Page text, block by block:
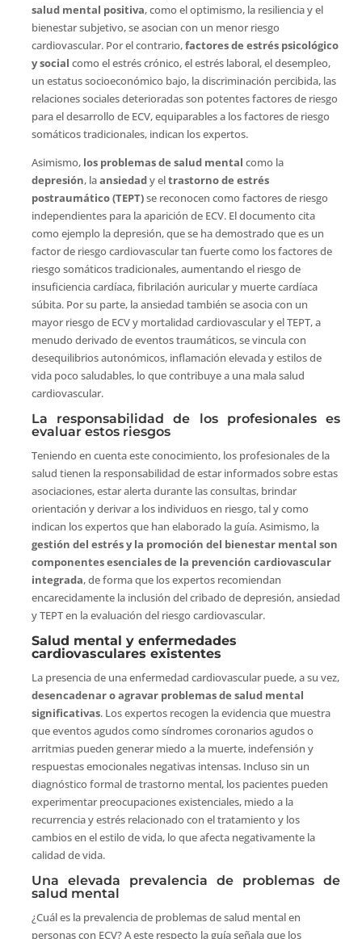
salud mental positiva, como el optimismo, la resiliencia y el
bienestar subjetivo, se asocian con un menor riesgo
cardiovascular. Por el contrario,factores de estrés psicológico
y social como el estrés crónico, el estrés laboral, el desempleo,
un estatus socioeconómico bajo, la discriminación percibida, las
relaciones sociales deterioradas son potentes factores de riesgo
para el desarrollo de ECV, equiparables a los factores de riesgo
somáticos tradicionales, indican los expertos.
Asimismo, los problemas de salud mental como la
depresión, laansiedady eltrastorno de estrés
postraumático (TEPT)se reconocen como factores de riesgo
independientes para la aparición de ECV. El documento cita
como ejemplo la depresión, que se ha demostrado que es un
factor de riesgo cardiovascular tan fuerte como los factores de
riesgo somáticos tradicionales, aumentando el riesgo de
insuficiencia cardíaca, fibrilación auricular y muerte cardíaca
súbita. Por su parte, la ansiedad también se asocia con un
mayor riesgo de ECV y mortalidad cardiovascular y el TEPT, a
menudo derivado de eventos traumáticos, se vincula con
desequilibrios autonómicos, inflamación elevada y estilos de
vida poco saludables, lo que contribuye a una mala salud
cardiovascular.
La responsabilidad de los profesionales es
evaluar estos riesgos
Teniendo en cuenta este conocimiento, los profesionales de la
salud tienen la responsabilidad de estar informados sobre estas
asociaciones, estar alerta durante las consultas, brindar
orientación y derivar a los individuos en riesgo, tal y como
indican los expertos que han elaborado la guía. Asimismo, la
gestión del estrés y la promoción del bienestar mental son
componentes esenciales de la prevención cardiovascular
integrada, de forma que los expertos recomiendan
encarecidamente la inclusión del cribado de depresión, ansiedad
y TEPT en la evaluación del riesgo cardiovascular.
Salud mental y enfermedades
cardiovasculares existentes
La presencia de una enfermedad cardiovascular puede, a su vez,
desencadenar o agravar problemas de salud mental
significativas. Los expertos recogen la evidencia que muestra
que eventos agudos como síndromes coronarios agudos o
arritmias pueden generar miedo a la muerte, indefensión y
respuestas emocionales negativas intensas. Incluso sin un
diagnóstico formal de trastorno mental, los pacientes pueden
experimentar preocupaciones existenciales, miedo a la
recurrencia y estrés relacionado con el tratamiento y los
cambios en el estilo de vida, lo que afecta negativamente la
calidad de vida.
Una elevada prevalencia de problemas de
salud mental
¿Cuál es la prevalencia de problemas de salud mental en
personas con ECV? A este respecto la guía señala que los